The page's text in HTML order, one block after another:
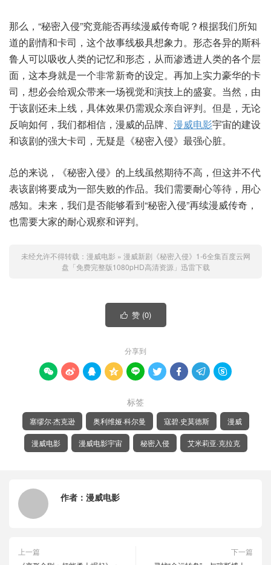
那么，“秘密入侵”究竟能否再续漫威传奇呢？根据我们所知
道的剧情和卡司，这个故事线极具想象力。形态各异的斯科
鲁人可以吸收人类的记忆和形态，从而渗透进人类的各个层
面，这本身就是一个非常新奇的设定。再加上实力豪华的卡
司，想必会给观众带来一场视觉和演技上的盛宴。当然，由
于该剧还未上线，具体效果仍需观众亲自评判。但是，无论
反响如何，我们都相信，漫威的品牌、 漫威电影宇宙的建设
和该剧的强大卡司，无疑是《秘密入侵》最强心脏。
总的来说，《秘密入侵》的上线虽然期待不高，但这并不代
表该剧将要成为一部失败的作品。我们需要耐心等待，用心
感知。未来，我们是否能够看到“秘密入侵”再续漫威传奇，
也需要大家的耐心观察和评判。
未经允许不得转载： 漫威电影 » 漫威新剧《秘密入侵》1-6全集百度云网
盘「免费完整版1080pHD高清资源」迅雷下载
 赞 (0)
分享到
        
标签
塞缪尔·杰克逊 奥利维娅·科尔曼 寇碧·史莫德斯 漫威
漫威电影 漫威电影宇宙 秘密入侵 艾米莉亚·克拉克
作者： 漫威电影
上一篇
下一篇